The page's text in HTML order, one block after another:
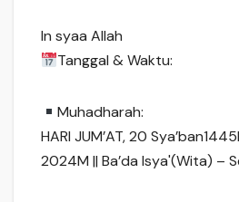
In syaa Allah
Tanggal & Waktu:
Muhadharah:
HARI JUM’AT, 20
2024M || Ba’da Isya'(Wita) –